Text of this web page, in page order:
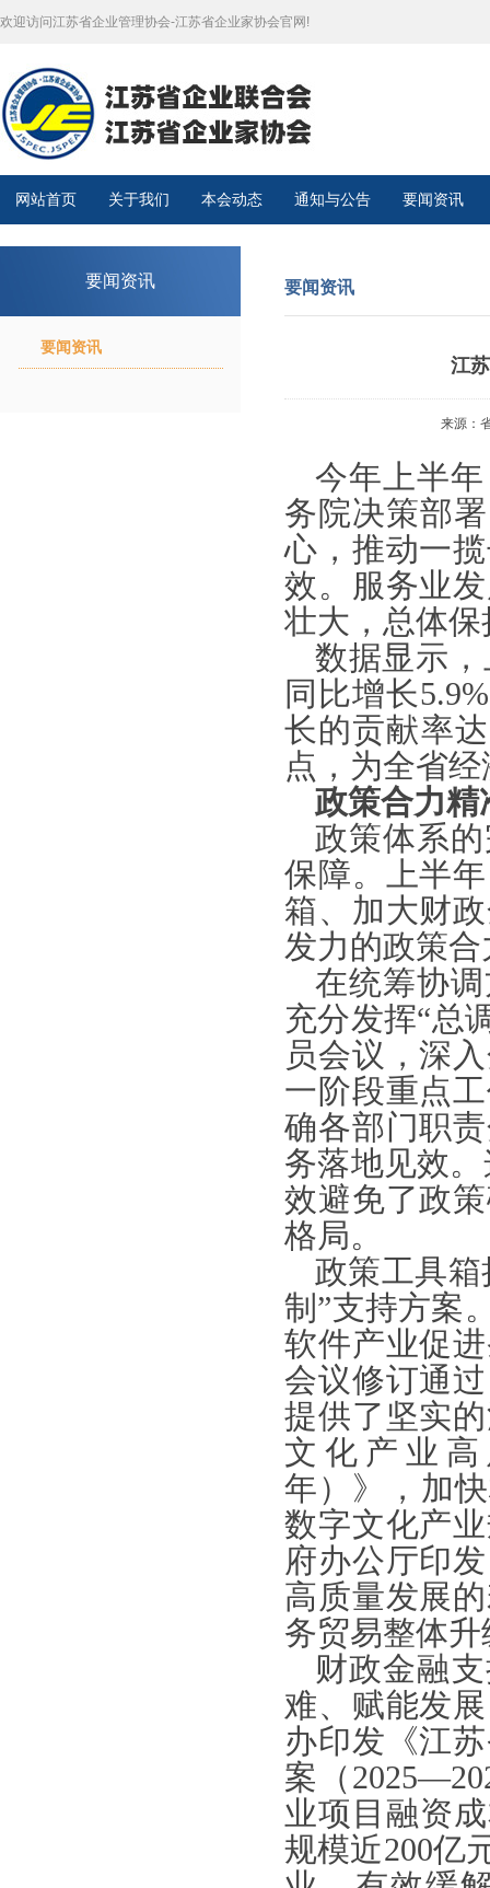
欢迎访问江苏省企业管理协会-江苏省企业家协会官网!
网站首页 关于我们 本会动态 通知与公告 要闻资讯
要闻资讯
要闻资讯
要闻资讯
江
来源：
今年上半
务院决策部
心，推动一
效。服务业
壮大，总体
数据显示
同比增长
长的贡献率
点，为全省
政策合力精
政策体系
保障。上半
箱、加大财
发力的政策
在统筹协
充分发挥“总
员会议，深
一阶段重点
确各部门职
务落地见效
效避免了政
格局。
政策工具
制”支持方案
软件产业促
会议修订通
提供了坚实
文化产业高
年）》，加
数字文化产
府办公厅印
高质量发展
务贸易整体升
财政金融
难、赋能发
办印发《江
案（
业项目融资
规模近200亿